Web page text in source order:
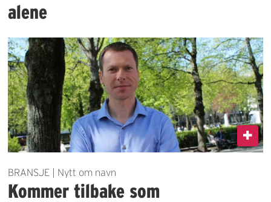
alene
BRANSJE | Nytt om navn
Kommer tilbake som